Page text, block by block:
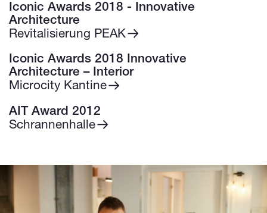
Iconic Awards 2018 - Innovative
Architecture
Revitalisierung PEAK
Iconic Awards 2018 Innovative
Architecture – Interior
Microcity Kantine
AIT Award 2012
Schrannenhalle